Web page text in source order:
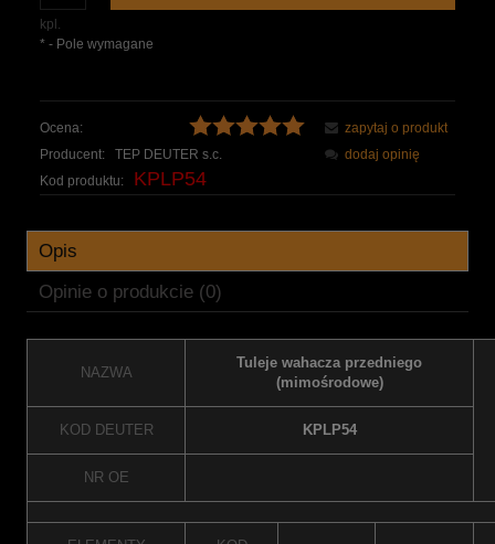
kpl.
* - Pole wymagane
Ocena:
Producent:
TEP DEUTER s.c.
Kod produktu:
KPLP54
zapytaj o produkt
dodaj opinię
Opis
Opinie o produkcie (0)
NAZWA
Tuleje wahacza przedniego
(mimośrodowe)
KOD DEUTER KPLP54
NR OE